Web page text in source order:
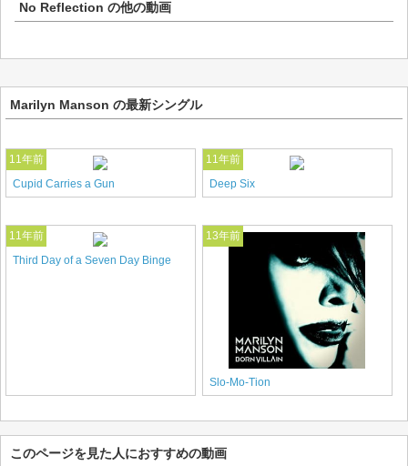
No Reflection の他の動画
Marilyn Manson の最新シングル
11年前
Cupid Carries a Gun
11年前
Deep Six
11年前
Third Day of a Seven Day Binge
13年前
Slo-Mo-Tion
このページを見た人におすすめの動画